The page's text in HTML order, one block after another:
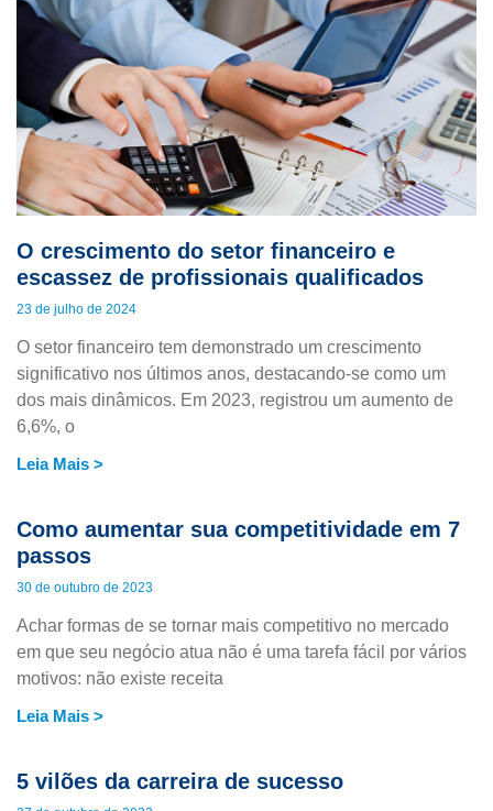
O crescimento do setor financeiro e
escassez de profissionais qualificados
23 de julho de 2024
O setor financeiro tem demonstrado um crescimento
significativo nos últimos anos, destacando-se como um
dos mais dinâmicos. Em 2023, registrou um aumento de
6,6%, o
Leia Mais >
Como aumentar sua competitividade em 7
passos
30 de outubro de 2023
Achar formas de se tornar mais competitivo no mercado
em que seu negócio atua não é uma tarefa fácil por vários
motivos: não existe receita
Leia Mais >
5 vilões da carreira de sucesso